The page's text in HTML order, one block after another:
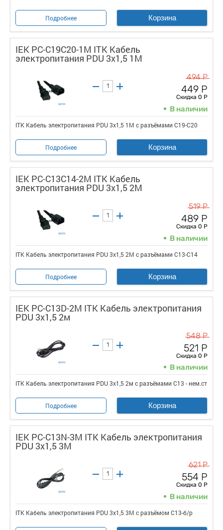
Подробнее Корзина
IEK PC-C19C20-1M ITK Кабель
электропитания PDU 3х1,5 1М
494 Р
449 Р
Скидка 0 Р
В наличии
ITK Кабель электропитания PDU 3х1,5 1М с разъёмами С19-C20
Подробнее Корзина
IEK PC-C13C14-2M ITK Кабель
электропитания PDU 3х1,5 2М
519 Р
489 Р
Скидка 0 Р
В наличии
ITK Кабель электропитания PDU 3х1,5 2М с разъёмами С13-C14
Подробнее Корзина
IEK PC-C13D-2M ITK Кабель электропитания
PDU 3х1,5 2м
548 Р
521 Р
Скидка 0 Р
В наличии
ITK Кабель электропитания PDU 3х1,5 2м с разъёмами С13 - нем.ст
Подробнее Корзина
IEK PC-C13N-3M ITK Кабель электропитания
PDU 3х1,5 3М
621 Р
554 Р
Скидка 0 Р
В наличии
ITK Кабель электропитания PDU 3х1,5 3М с разъёмом С13-б/р